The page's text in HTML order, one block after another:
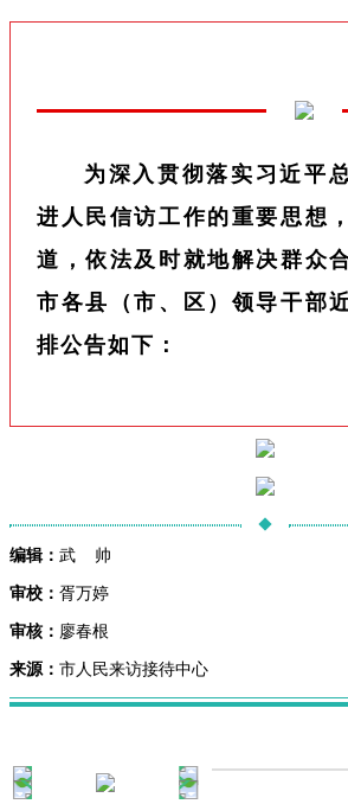
为深入贯彻落实习近平
进人民信访工作的重要思想
道，依法及时就地解决群众
市各县（市、区）领导干部
排公告如下：
编辑： 武 帅
审校： 胥万婷
审核： 廖春根
来源： 市人民来访接待中心